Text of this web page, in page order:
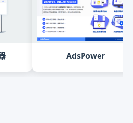
AdsPower